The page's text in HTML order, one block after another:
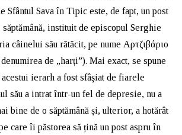
Sfântul Sava în Tipic este, de fapt, un post
instituit de episcopul Serghie
câinelui său rătăcit, pe nume Αρτζιβάριο
de „harți”). Mai exact, se spune
ierarh a fost sfâşiat de fiarele
său a intrat într-un fel de depresie, nu a
bine de o săptămână și, ulterior, a hotărât
care îi păstorea să țină un post aspru în